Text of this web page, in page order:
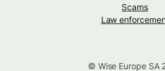
Scams
Law
© Wise Europe SA